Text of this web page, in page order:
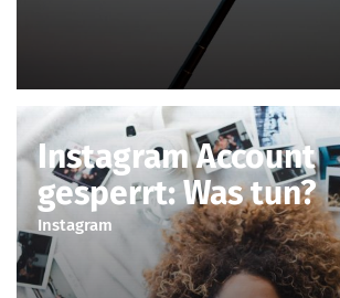
Instagram Account
gesperrt: Was tun?
Instagram